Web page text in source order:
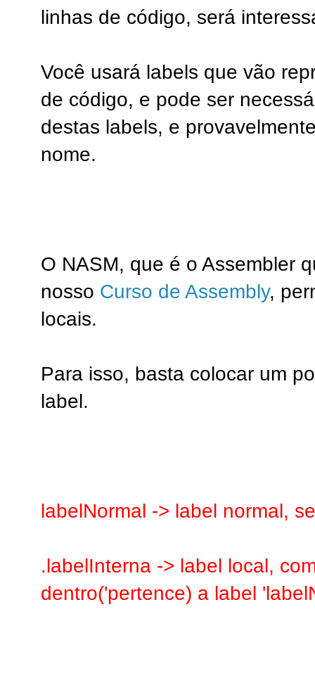
linhas de código, será
Você usará labels que vão
de código, e pode ser
destas labels, e
nome.
O NASM, que é o Assembler
nosso Curso de Assembly,
locais.
Para isso, basta colocar um
label.
labelNormal -> label normal,
.labelInterna -> label local,
dentro('pertence) a label